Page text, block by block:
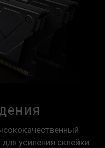
усиления склейки